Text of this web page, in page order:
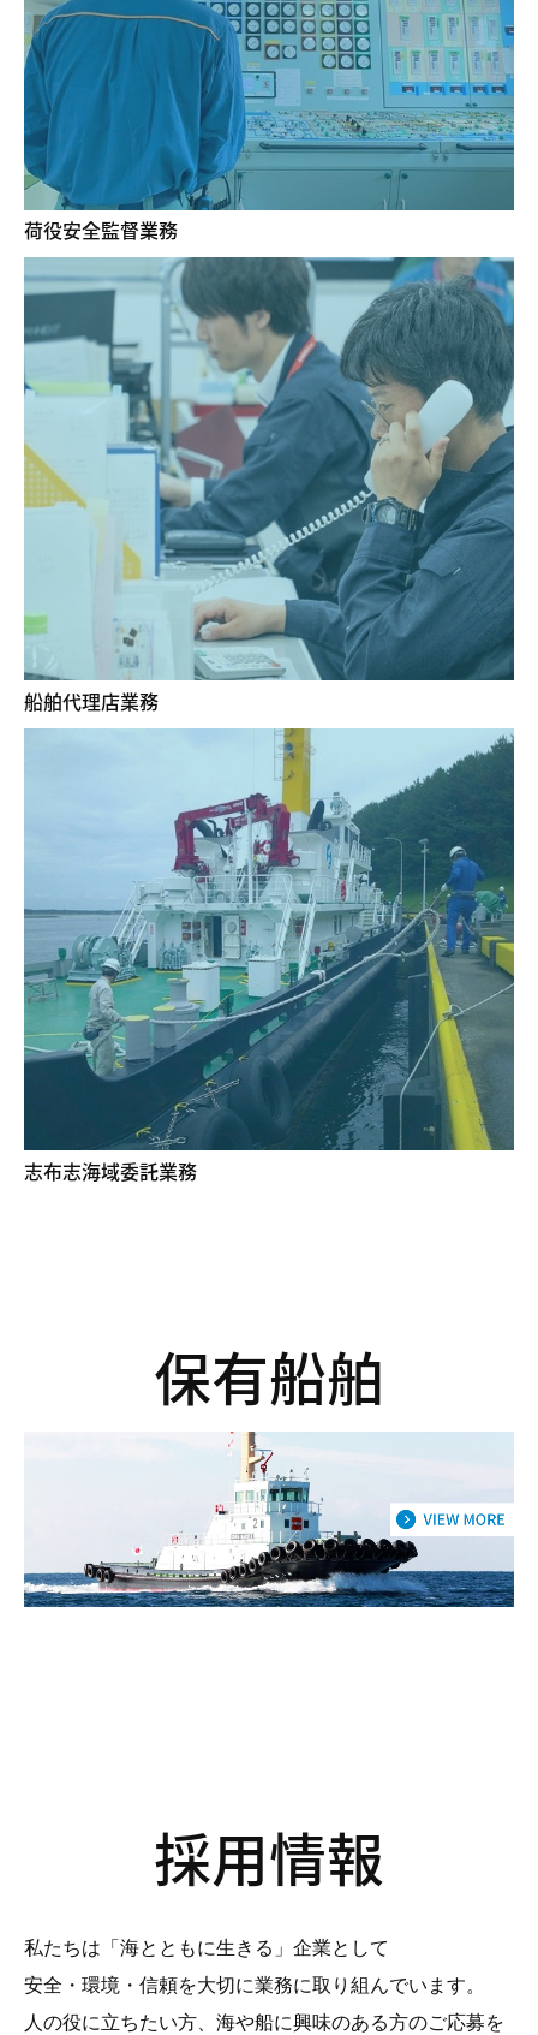
荷役安全監督業務
船舶代理店業務
志布志海域委託業務
保有船舶
採用情報
私たちは「海とともに生きる」企業として
安全・環境・信頼を大切に業務に取り組んでいます。
人の役に立ちたい方、海や船に興味のある方のご応募を